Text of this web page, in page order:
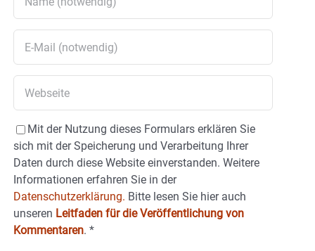
Mit der Nutzung dieses Formulars erklären Sie
sich mit der Speicherung und Verarbeitung Ihrer
Daten durch diese Website einverstanden. Weitere
Informationen erfahren Sie in der
Datenschutzerklärung. Bitte lesen Sie hier auch
unseren Leitfaden für die Veröffentlichung von
Kommentaren. *